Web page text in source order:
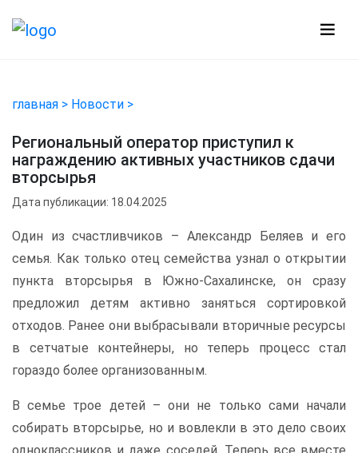
главная > Новости >
Региональный оператор приступил к
награждению активных участников сдачи
вторсырья
Дата публикации: 18.04.2025
Один из счастливчиков – Александр Беляев и его
семья. Как только отец семейства узнал о открытии
пункта вторсырья в Южно-Сахалинске, он сразу
предложил детям активно заняться сортировкой
отходов. Ранее они выбрасывали вторичные ресурсы
в сетчатые контейнеры, но теперь процесс стал
гораздо более организованным.
В семье трое детей – они не только сами начали
собирать вторсырье, но и вовлекли в это дело своих